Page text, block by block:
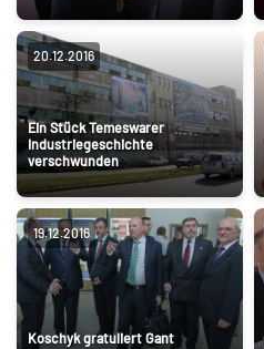
20.12.2016
Ein Stück Temeswarer
Industriegeschichte
verschwunden
19.12.2016
Koschyk gratuliert Gant